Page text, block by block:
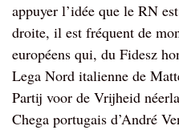
appuyer l’idée que le RN
droite, il est fréquent de
européens qui, du Fidesz
Lega Nord italienne de
Partij voor de Vrijheid
Chega portugais d’André